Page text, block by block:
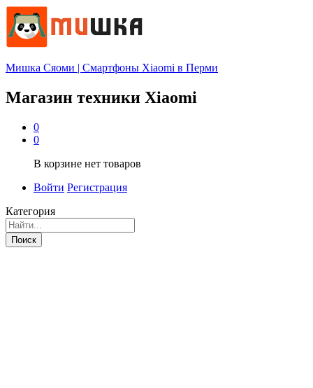
Мишка Сяоми | Смартфоны Xiaomi в Перми
Магазин техники Xiaomi
0
0
В корзине нет товаров
Войти Регистрация
Категория
Поиск